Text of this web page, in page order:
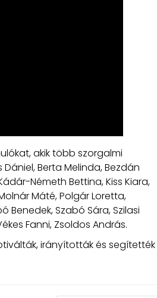
akik több szorgalmi
Berta Melinda, Bezdán
Németh Bettina, Kiss Kiara,
Máté, Polgár Loretta,
Benedek, Szabó Sára, Szilasi
Fanni, Zsoldos András.
irányították és segítették